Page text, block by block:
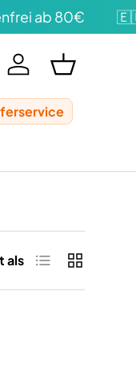
ab 80€ 🇪🇺
Einloggen
als Produktliste